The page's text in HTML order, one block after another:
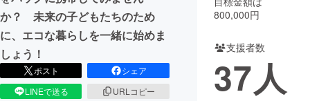
か？ 未来の子どもたちのため
に、エコな暮らしを一緒に始めま
しょう！
ポスト
シェア
LINEで送る
URLコピー
800,000円
支援者数
37人